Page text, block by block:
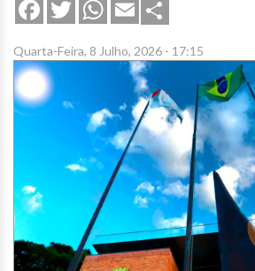
FacebookTwitterWhatsApp
Email
Quarta-Feira, 8 Julho, 2026 - 17:15